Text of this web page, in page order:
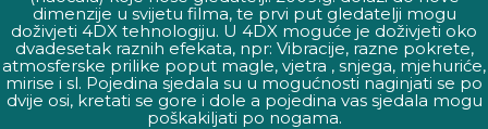
dimenzije u svijetu filma, te prvi put gledatelji mogu
doživjeti 4DX tehnologiju. U 4DX moguće je doživjeti oko
dvadesetak raznih efekata, npr: Vibracije, razne pokrete,
atmosferske prilike poput magle, vjetra , snjega, mjehuriće,
mirise i sl. Pojedina sjedala su u mogućnosti naginjati se po
dvije osi, kretati se gore i dole a pojedina vas sjedala mogu
poškakiljati po nogama.